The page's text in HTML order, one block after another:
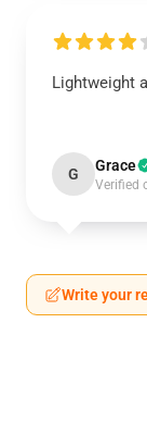
Lightweight
G Grace
Verified
Write your